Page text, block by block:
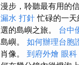
漫步，聆聽最有用的
漏水 打針 忙碌的一
選的島嶼之旅。 台中
島嶼。 如何辦理台胞
肖像。 到府外燴 眼科